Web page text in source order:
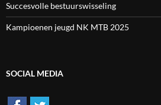
Succesvolle bestuurswisseling
Kampioenen jeugd NK MTB 2025
SOCIAL MEDIA